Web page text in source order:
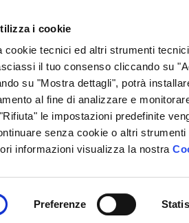
i cookie
cookie tecnici ed altri strumenti
il tuo consenso cliccando su
su "Mostra dettagli", potrà
al fine di analizzare e
le impostazioni predefinite
senza cookie o altri
informazioni visualizza la nostra
Preferenze